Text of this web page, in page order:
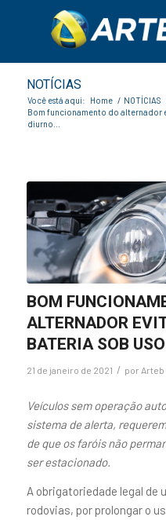
NOTÍCIAS
Você está aqui: Home / NOTÍCIAS
Bom funcionamento do alternador
diurno...
BOM
ALTERNADOR
BATERIA SOB
21 de janeiro de 2021 / por Arteb
Veículos sem operação
sistema de alerta,
de que os faróis não
ser estacionado.
A obrigatoriedade legal de
rodovias, por prolongar o